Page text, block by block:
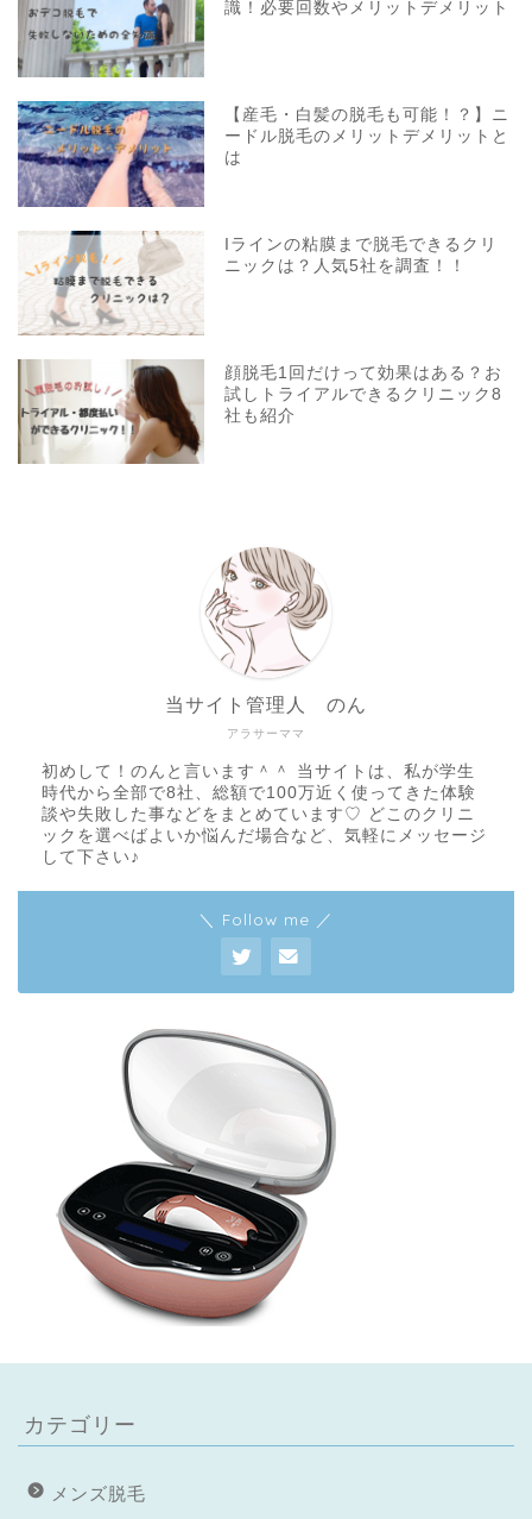
識！必要回数やメリットデメリット
【産毛・白髪の脱毛も可能！？】ニ
ードル脱毛のメリットデメリットと
は
Iラインの粘膜まで脱毛できるクリ
ニックは？人気5社を調査！！
顔脱毛1回だけって効果はある？お
試しトライアルできるクリニック8
社も紹介
アラサーママ
当サイト管理人 のん
初めして！のんと言います＾＾ 当サイトは、私が学生
時代から全部で8社、総額で100万近く使ってきた体験
談や失敗した事などをまとめています♡ どこのクリニ
ックを選べばよいか悩んだ場合など、気軽にメッセージ
して下さい♪
＼ Follow me ／
カテゴリー
メンズ脱毛